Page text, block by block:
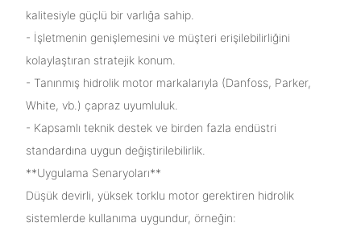
kalitesiyle güçlü bir varlığa sahip.
- İşletmenin genişlemesini ve müşteri erişilebilirliğini
kolaylaştıran stratejik konum.
- Tanınmış hidrolik motor markalarıyla (Danfoss, Parker,
White, vb.) çapraz uyumluluk.
- Kapsamlı teknik destek ve birden fazla endüstri
standardına uygun değiştirilebilirlik.
**Uygulama Senaryoları**
Düşük devirli, yüksek torklu motor gerektiren hidrolik
sistemlerde kullanıma uygundur, örneğin: